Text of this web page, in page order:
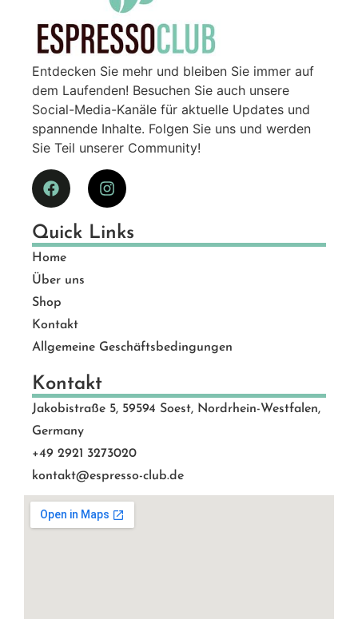
Entdecken Sie mehr und bleiben Sie immer auf
dem Laufenden! Besuchen Sie auch unsere
Social-Media-Kanäle für aktuelle Updates und
spannende Inhalte. Folgen Sie uns und werden
Sie Teil unserer Community!
Quick Links
Home
Über uns
Shop
Kontakt
Allgemeine Geschäftsbedingungen
Kontakt
Jakobistraße 5, 59594 Soest, Nordrhein-Westfalen,
Germany
+49 2921 3273020
kontakt@espresso-club.de